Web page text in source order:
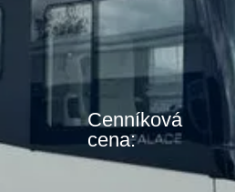
Cenníková
cena: